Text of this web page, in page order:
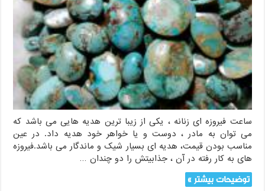
ساعت فیروزه ای زنانه ، یکی از زیبا ترین هدیه هایی می باشد که
می توان به مادر ، دوست و یا خواهر خود هدیه داد. در عین
مناسب بودن قیمت، هدیه ای بسیار شیک و ماندگار می باشد.فیروزه
های به کار رفته در آن ، جذابیتش را دو چندان …
توضیحات بیشتر »